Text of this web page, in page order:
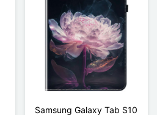
Samsung Galaxy Tab S10